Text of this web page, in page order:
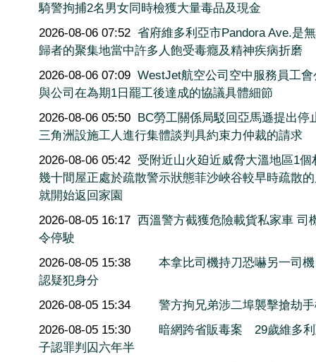
騎警拘捕2名男女同時檢獲大量毒品及現金
2026-08-06 07:52 省府維多利亞市Pandora Ave.是
歸者的聚集地當中許多人飽受毒癮及精神疾病折磨
2026-08-06 07:09 WestJet航空公司空中服務員工會
與公司在為期1日罷工後達成的協議具體細節
2026-08-06 05:50 BC勞工關係局駁回亞馬遜提出停
三角洲設施工人進行集體談判具約束力仲裁的請求
2026-08-06 05:42 受附近山火廹近威脅大溫地區1個
幾十間屋正處於疏散警示狀態菲沙峽谷較早時疏散
就開始返回家園
2026-08-05 16:17 西溫警方截獲危險載貨私家車 司
令停駛
2026-08-05 15:38
本拿比司機持刀恐嚇另一司
認疑犯身分
2026-08-05 15:34
警方拘兄弟涉二埠襲擊搶劫
2026-08-05 15:30
暗網跨省販毒案 29歲維多
子認罪判囚六年半